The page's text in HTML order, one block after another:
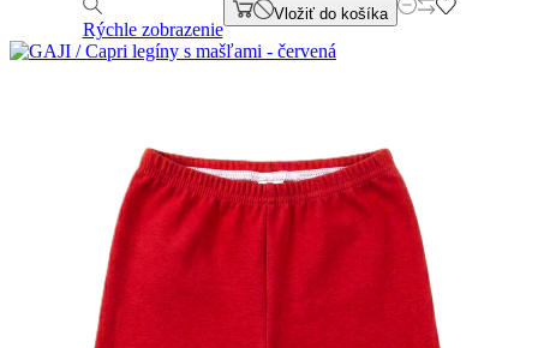
Rýchle zobrazenie
Vložiť do košíka